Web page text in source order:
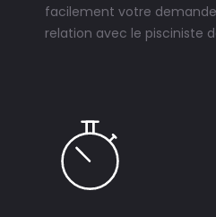
facilement votre
relation avec le pisciniste